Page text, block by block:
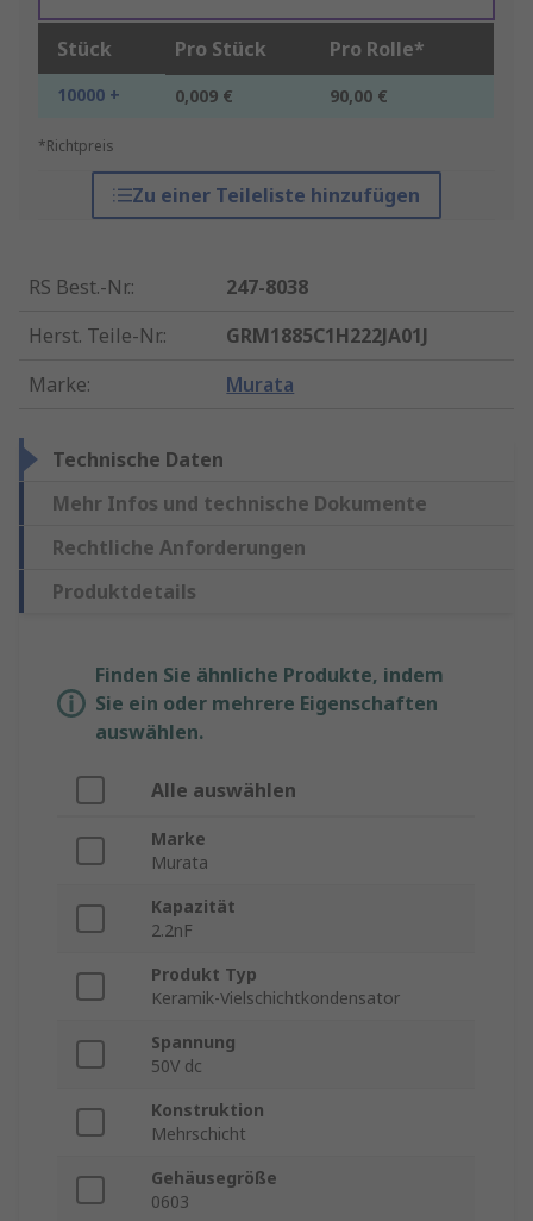
Stück Pro Stück Pro Rolle*
10000 + 0,009 € 90,00 €
*Richtpreis
Zu einer Teileliste hinzufügen
RS Best.-Nr.:
247-8038
Herst. Teile-Nr.:
GRM1885C1H222JA01J
Marke: Murata
Technische Daten
Mehr Infos und technische Dokumente
Rechtliche Anforderungen
Produktdetails
Finden Sie ähnliche Produkte, indem
Sie ein oder mehrere Eigenschaften
auswählen.
Alle auswählen
Marke
Murata
Kapazität
2.2nF
Produkt Typ
Keramik-Vielschichtkondensator
Spannung
50V dc
Konstruktion
Mehrschicht
Gehäusegröße
0603